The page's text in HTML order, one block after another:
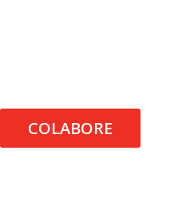
COLABORE